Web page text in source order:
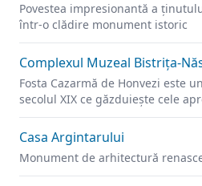
Povestea impresionantă a
într-o clădire monument istoric
Complexul Muzeal Bistrița-
Fosta Cazarmă de Honvezi este
secolul XIX ce găzduiește cele
ale Muzeului Județean.
Casa Argintarului
Monument de arhitectură